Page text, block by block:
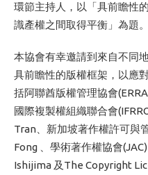
環節主持人，以「具前瞻性
識產權之間取得平衡」為題。
本協會有幸邀請到來自不同
具前瞻性的版權框架，以應
括阿聯酋版權管理協會
國際複製權組織聯合會
Tran、新加坡著作權許可與
Fong 、學術著作權協會
Ishijima 及The Copyright